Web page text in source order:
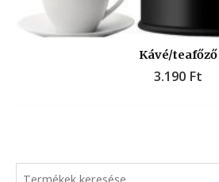
Kávé/teafőző
3.190 Ft